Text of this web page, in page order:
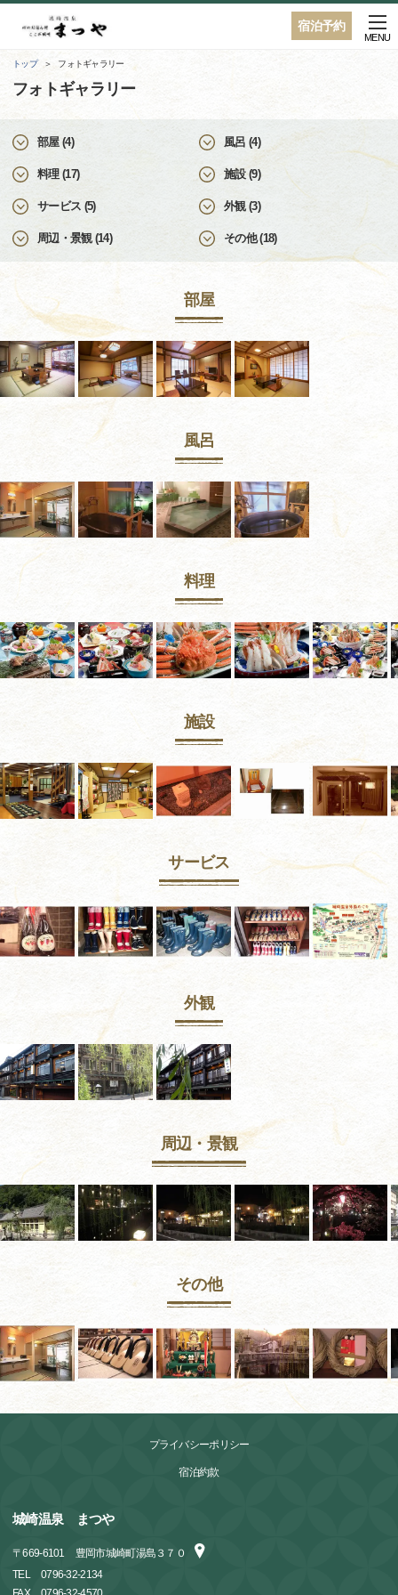
宿泊予約
MENU
トップ フォトギャラリー
フォトギャラリー
部屋 (4) 風呂 (4)
料理 (17) 施設 (9)
サービス (5) 外観 (3)
周辺・景観 (14) その他 (18)
部屋
風呂
料理
施設
サービス
外観
周辺・景観
その他
プライバシーポリシー
宿泊約款
城崎温泉 まつや
〒669-6101
豊岡市城崎町湯島３７０
TEL
0796-32-2134